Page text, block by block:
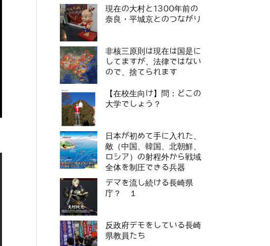
現在の大村と1300年前の
奈良・平城京とのつながり
非核三原則は現在は国是に
してますが、法律ではない
ので、捨てられます
【在校生向け】問：どこの
大学でしょう？
日本が初めて手に入れた、
敵（中国、韓国、北朝鮮、
ロシア）の射程外から戦域
全体を制圧できる兵器
デマを流し続ける長崎県
庁？ １
反政府デモをしている長崎
県教員たち